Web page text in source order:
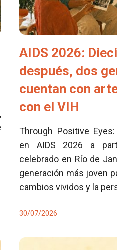
AIDS 2026:
después, dos
cuentan con
con el VIH
Through Positive
en AIDS 2026 a
celebrado en Río de
generación más joven
cambios vividos y la
30/07/2026